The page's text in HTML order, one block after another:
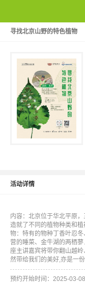
寻找北京山野的特色植物
活动详情
内容：北京位于华北平原
造就了不同的植物种类和
物：特有的物种丁香叶忍
营的睡菜、金牛湖的两栖
座主讲嘉宾将带你翻山越
然带给我们的美好,亦是一份
预约开始时间：2025-03-